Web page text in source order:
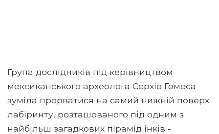
Група дослідників під керівництвом
мексиканського археолога Серхіо Гомеса
зуміла прорватися на самий нижній поверх
лабіринту, розташованого під одним з
найбільш загадкових пірамід інків -